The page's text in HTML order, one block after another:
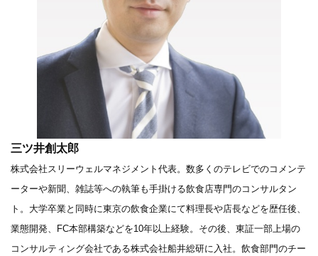
三ツ井創太郎
株式会社スリーウェルマネジメント代表。数多くのテレビでのコメンテ
ーターや新聞、雑誌等への執筆も手掛ける飲食店専門のコンサルタン
ト。大学卒業と同時に東京の飲食企業にて料理長や店長などを歴任後、
業態開発、FC本部構築などを10年以上経験。その後、東証一部上場の
コンサルティング会社である株式会社船井総研に入社。飲食部門のチー